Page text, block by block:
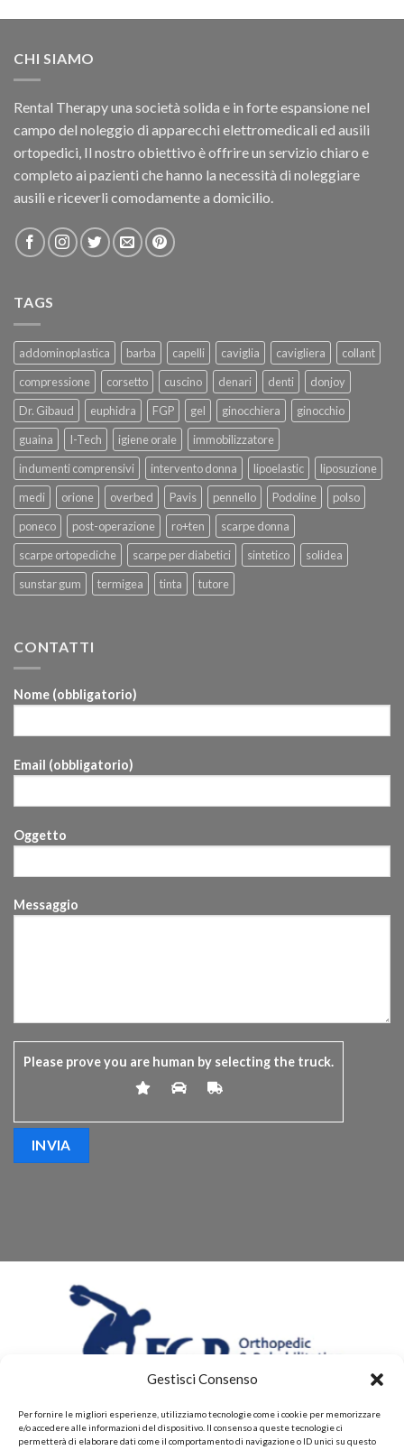
Gestisci Consenso
Per fornire le migliori esperienze, utilizziamo tecnologie come i cookie per memorizzare
e/o accedere alle informazioni del dispositivo. Il consenso a queste tecnologie ci
permetterà di elaborare dati come il comportamento di navigazione o ID unici su questo
CHI SIAMO
Rental Therapy una società solida e in forte espansione nel
campo del noleggio di apparecchi elettromedicali ed ausili
ortopedici, Il nostro obiettivo è offrire un servizio chiaro e
completo ai pazienti che hanno la necessità di noleggiare
ausili e riceverli comodamente a domicilio.
TAGS
addominoplastica barba capelli caviglia cavigliera
collant
compressione
corsetto cuscino denari denti
donjoy
Dr. Gibaud
euphidra FGP gel ginocchiera
ginocchio
guaina
I-Tech igiene orale
immobilizzatore
indumenti comprensivi
intervento donna lipoelastic
liposuzione
medi
orione overbed Pavis pennello Podoline
polso
poneco
post-operazione ro+ten
scarpe donna
scarpe ortopediche
scarpe per diabetici sintetico
solidea
sunstar gum
termigea tinta tutore
CONTATTI
Nome (obbligatorio)
Email (obbligatorio)
Oggetto
Messaggio
Please prove you are human by selecting the truck.